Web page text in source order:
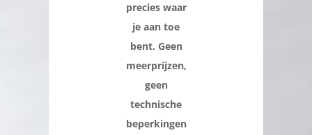
precies waar
je aan toe
bent. Geen
meerprijzen,
geen
technische
beperkingen